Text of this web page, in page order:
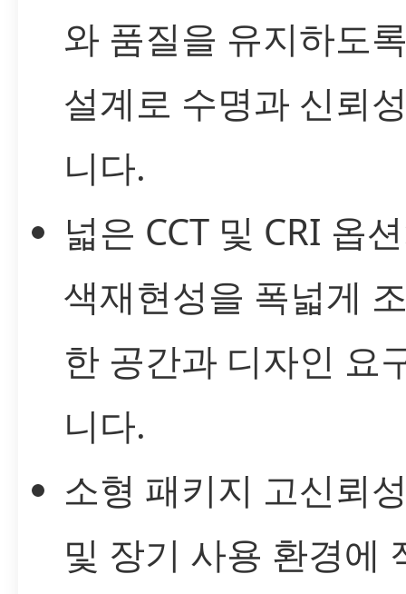
와 품질을 유지하도
설계로 수명과 신뢰
니다.
넓은 CCT 및 CRI 옵
색재현성을 폭넓게
한 공간과 디자인 요
니다.
소형 패키지 고신뢰
및 장기 사용 환경에